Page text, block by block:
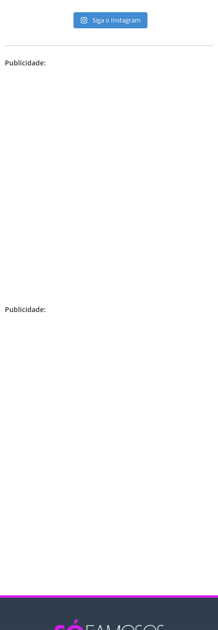
Siga o Instagram
Publicidade:
Publicidade: